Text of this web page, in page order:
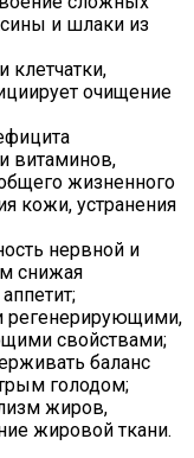
и шлаки из
клетчатки,
очищение
витаминов,
жизненного
кожи, устранения
нервной и
снижая
свойствами;
баланс
голодом;
жиров,
жировой ткани.